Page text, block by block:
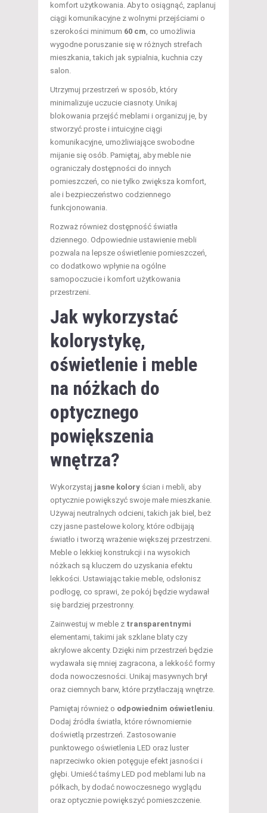
komfort użytkowania. Aby to osiągnąć, zaplanuj
ciągi komunikacyjne z wolnymi przejściami o
szerokości minimum 60 cm, co umożliwia
wygodne poruszanie się w różnych strefach
mieszkania, takich jak sypialnia, kuchnia czy
salon.
Utrzymuj przestrzeń w sposób, który
minimalizuje uczucie ciasnoty. Unikaj
blokowania przejść meblami i organizuj je, by
stworzyć proste i intuicyjne ciągi
komunikacyjne, umożliwiające swobodne
mijanie się osób. Pamiętaj, aby meble nie
ograniczały dostępności do innych
pomieszczeń, co nie tylko zwiększa komfort,
ale i bezpieczeństwo codziennego
funkcjonowania.
Rozważ również dostępność światła
dziennego. Odpowiednie ustawienie mebli
pozwala na lepsze oświetlenie pomieszczeń,
co dodatkowo wpłynie na ogólne
samopoczucie i komfort użytkowania
przestrzeni.
Jak wykorzystać
kolorystykę,
oświetlenie i meble
na nóżkach do
optycznego
powiększenia
wnętrza?
Wykorzystaj jasne kolory ścian i mebli, aby
optycznie powiększyć swoje małe mieszkanie.
Używaj neutralnych odcieni, takich jak biel, beż
czy jasne pastelowe kolory, które odbijają
światło i tworzą wrażenie większej przestrzeni.
Meble o lekkiej konstrukcji i na wysokich
nóżkach są kluczem do uzyskania efektu
lekkości. Ustawiając takie meble, odsłonisz
podłogę, co sprawi, że pokój będzie wydawał
się bardziej przestronny.
Zainwestuj w meble z transparentnymi
elementami, takimi jak szklane blaty czy
akrylowe akcenty. Dzięki nim przestrzeń będzie
wydawała się mniej zagracona, a lekkość formy
doda nowoczesności. Unikaj masywnych brył
oraz ciemnych barw, które przytłaczają wnętrze.
Pamiętaj również o odpowiednim oświetleniu.
Dodaj źródła światła, które równomiernie
doświetlą przestrzeń. Zastosowanie
punktowego oświetlenia LED oraz luster
naprzeciwko okien potęguje efekt jasności i
głębi. Umieść taśmy LED pod meblami lub na
półkach, by dodać nowoczesnego wyglądu
oraz optycznie powiększyć pomieszczenie.